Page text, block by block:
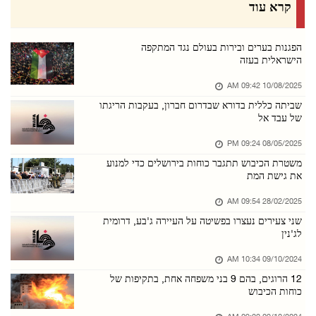
תוכנית לבניית 2,300 יחידות בהתנחלות גילה מאיי ...
כוחות הכיבוש השתלטו על שלושה בתים באל-בירה וה ...
כוחות הכיבוש עצרו תושבת במחנה קלנדיה ותקפו את ...
05/אוגוסט/2026 04:08 PM
מוסטפא סקר פרויקטים לשיקום עזה: "נעשה כל שביכ ...
שרת החוץ הפלסטינית ושר החוץ התוניסאי דנו בחיז ...
05/אוגוסט/2026 03:59 PM
מושל ג'נין קרא לאיחוד האירופי לפעול נגד הרחבת ...
05/אוגוסט/2026 03:53 PM
קרא עוד
הפגנות בערים ובירות בעולם נגד המתקפה
הישראלית בעזה
10/08/2025 09:42 AM
שביתה כללית בדורא שבדרום חברון, בעקבות הריגתו
של עבד אל
08/05/2025 09:24 PM
משטרת הכיבוש תתגבר כוחות בירושלים כדי למנוע
את גישת המת
28/02/2025 09:54 AM
שני צעירים נעצרו בפשיטה על העיירה ג'בע, דרומית
לג'נין
09/10/2024 10:34 AM
12 הרוגים, בהם 9 בני משפחה אחת, בתקיפות של
כוחות הכיבוש